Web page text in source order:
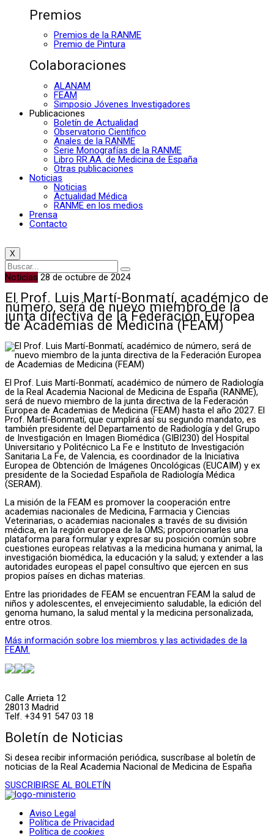
Premios
Premios de la RANME
Premio de Pintura
Colaboraciones
ALANAM
FEAM
Simposio Jóvenes Investigadores
Publicaciones
Boletín de Actualidad
Observatorio Científico
Anales de la RANME
Serie Monografías de la RANME
Libro RR.AA. de Medicina de España
Otras publicaciones
Noticias
Noticias
Actualidad Médica
RANME en los medios
Prensa
Contacto
X
Noticias 28 de octubre de 2024
El Prof. Luis Martí-Bonmatí, académico de
número, será de nuevo miembro de la
junta directiva de la Federación Europea
de Academias de Medicina (FEAM)
El Prof. Luis Martí-Bonmatí, académico de número de Radiología
de la Real Academia Nacional de Medicina de España (RANME),
será de nuevo miembro de la junta directiva de la Federación
Europea de Academias de Medicina (FEAM) hasta el año 2027. El
Prof. Martí-Bonmatí, que cumplirá así su segundo mandato, es
también presidente del Departamento de Radiología y del Grupo
de Investigación en Imagen Biomédica (GIBI230) del Hospital
Universitario y Politécnico La Fe e Instituto de Investigación
Sanitaria La Fe, de Valencia, es coordinador de la Iniciativa
Europea de Obtención de Imágenes Oncológicas (EUCAIM) y ex
presidente de la Sociedad Española de Radiología Médica
(SERAM).
La misión de la FEAM es promover la cooperación entre
academias nacionales de Medicina, Farmacia y Ciencias
Veterinarias, o academias nacionales a través de su división
médica, en la región europea de la OMS; proporcionarles una
plataforma para formular y expresar su posición común sobre
cuestiones europeas relativas a la medicina humana y animal, la
investigación biomédica, la educación y la salud; y extender a las
autoridades europeas el papel consultivo que ejercen en sus
propios países en dichas materias.
Entre las prioridades de FEAM se encuentran FEAM la salud de
niños y adolescentes, el envejecimiento saludable, la edición del
genoma humano, la salud mental y la medicina personalizada,
entre otros.
Más información sobre los miembros y las actividades de la
FEAM.
Calle Arrieta 12
28013 Madrid
Telf. +34 91 547 03 18
Boletín de Noticias
Si desea recibir información periódica, suscríbase al boletín de
noticias de la Real Academia Nacional de Medicina de España
SUSCRIBIRSE AL BOLETÍN
Aviso Legal
Política de Privacidad
Política de cookies